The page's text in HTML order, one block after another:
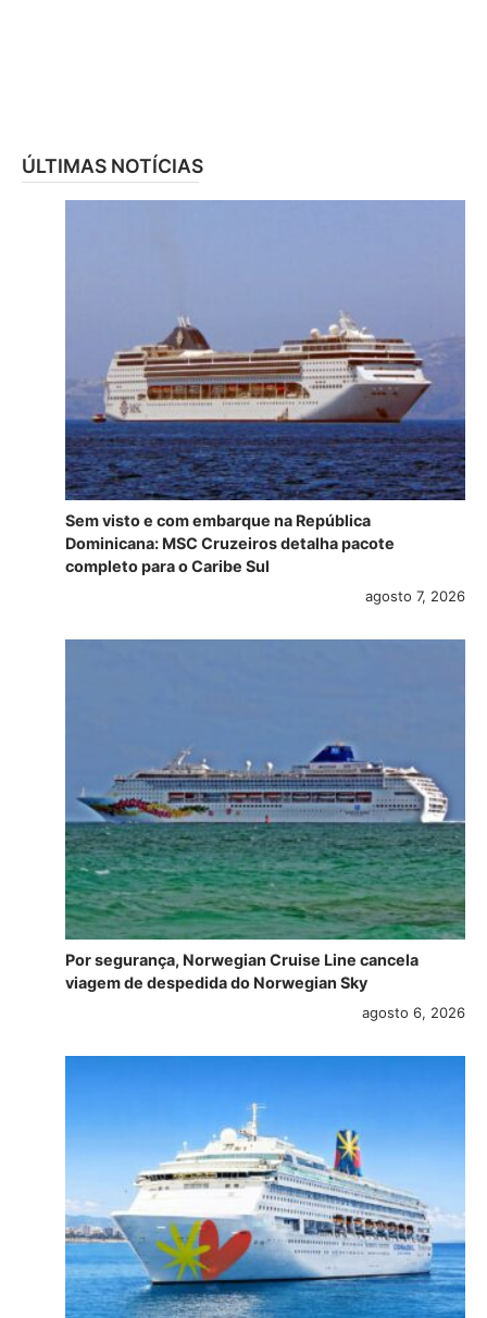
ÚLTIMAS NOTÍCIAS
Sem visto e com embarque na República
Dominicana: MSC Cruzeiros detalha pacote
completo para o Caribe Sul
agosto 7, 2026
Por segurança, Norwegian Cruise Line cancela
viagem de despedida do Norwegian Sky
agosto 6, 2026